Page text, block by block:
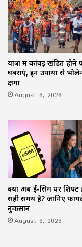
यात्रा में कांवड़ खंडित होने
घबराएं, इन उपायों से
क्षमा
August 6, 2026
क्या अब ई-सिम पर शिफ्ट
सही समय है? जानिए
नुकसान
August 6, 2026